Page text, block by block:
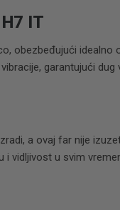
H7 IT
obezbeđujući
garantujući dug
a ovaj far nije
i vidljivost u svim